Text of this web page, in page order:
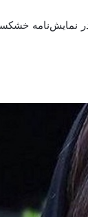
در نمایش‌نامه